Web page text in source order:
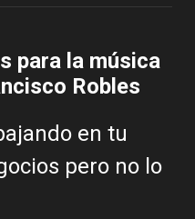
para la música
Robles
en tu
pero no lo